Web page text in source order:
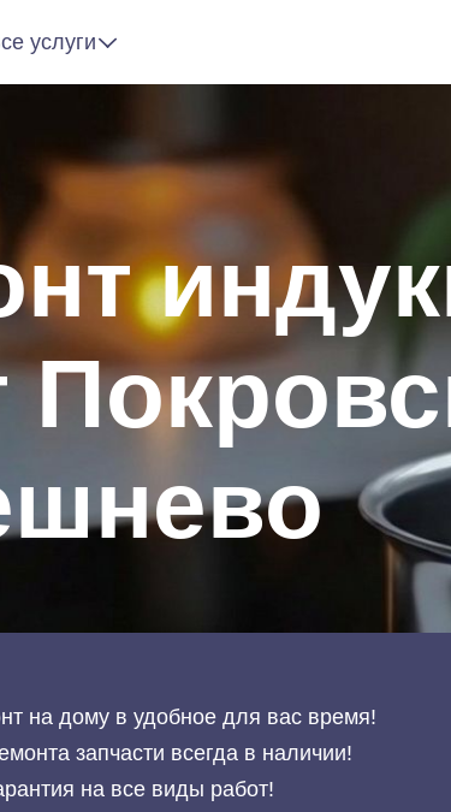
услуги
на дому в удобное для вас время!
запчасти всегда в наличии!
на все виды работ!